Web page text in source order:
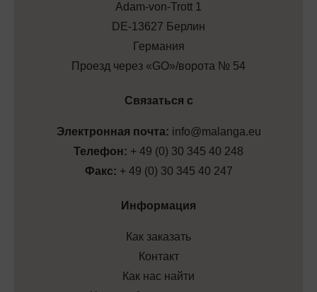
Adam-von-Trott 1
DE-13627 Берлин
Германия
Проезд через «GO»/ворота № 54
Связаться с
Электронная почта: info@malanga.eu
Телефон: + 49 (0) 30 345 40 248
Факс: + 49 (0) 30 345 40 247
Информация
Как заказать
Контакт
Как нас найти